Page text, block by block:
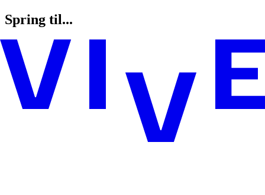
Spring til...